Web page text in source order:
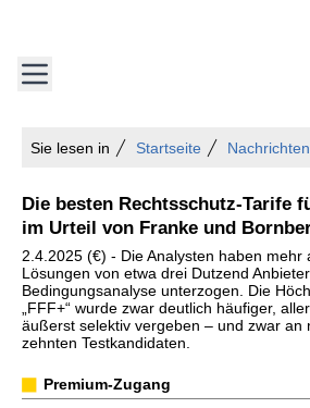
Sie lesen in Startseite Nachrichten
Die besten Rechtsschutz-Tarife
im Urteil von Franke und
2.4.2025 (€) - Die Analysten haben mehr
Lösungen von etwa drei Dutzend
Bedingungsanalyse unterzogen. Die
„FFF+“ wurde zwar deutlich häufiger,
äußerst selektiv vergeben – und zwar an
zehnten Testkandidaten.
Premium-Zugang